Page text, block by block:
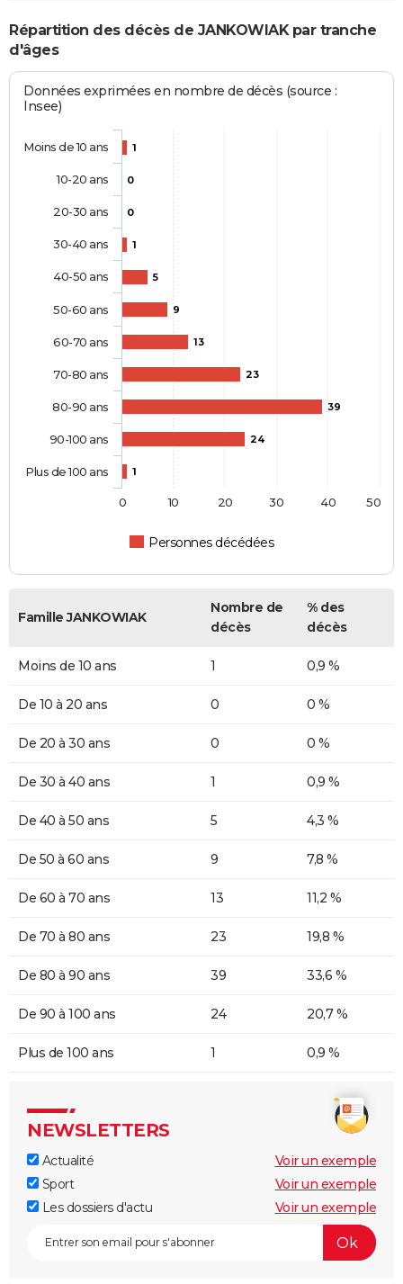
Répartition des décès de JANKOWIAK par tranche
d'âges
Données exprimées en nombre de décès (source :
Insee)
1
0
0
1
5
9
13
23
39
24
1
Personnes décédées
Moins de 10 ans
10-20 ans
20-30 ans
30-40 ans
40-50 ans
50-60 ans
60-70 ans
70-80 ans
80-90 ans
90-100 ans
Plus de 100 ans
0 10 20 30 40 50
Famille JANKOWIAK
Nombre de
décès
% des
décès
Moins de 10 ans 1 0,9 %
De 10 à 20 ans 0 0 %
De 20 à 30 ans 0 0 %
De 30 à 40 ans 1 0,9 %
De 40 à 50 ans 5 4,3 %
De 50 à 60 ans 9 7,8 %
De 60 à 70 ans 13 11,2 %
De 70 à 80 ans 23 19,8 %
De 80 à 90 ans 39 33,6 %
De 90 à 100 ans 24 20,7 %
Plus de 100 ans 1 0,9 %
NEWSLETTERS
Actualité
Voir un exemple
Sport
Voir un exemple
Les dossiers d'actu
Voir un exemple